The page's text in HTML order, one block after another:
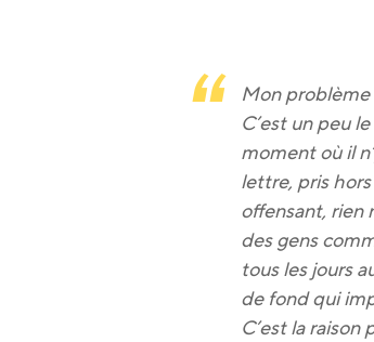
Mon problème
C’est un peu
moment où il
lettre, pris
offensant, rien
des gens
tous les jours
de fond qui
C’est la